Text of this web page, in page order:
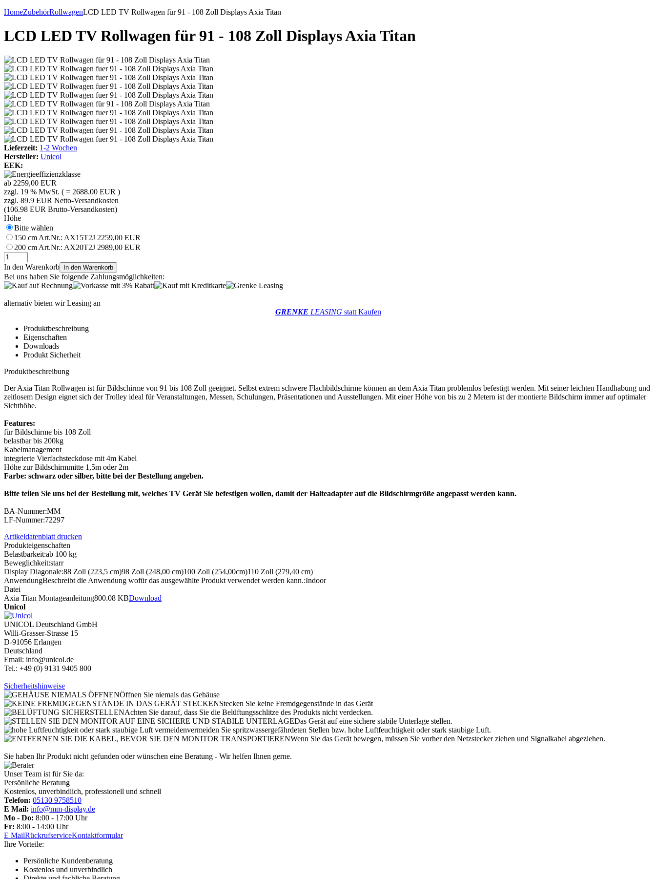
HomeZubehörRollwagenLCD LED TV Rollwagen für 91 - 108 Zoll Displays Axia Titan
LCD LED TV Rollwagen für 91 - 108 Zoll Displays Axia Titan
Lieferzeit: 1-2 Wochen
Hersteller: Unicol
EEK:
ab 2259,00 EUR
zzgl. 19 % MwSt. ( = 2688.00 EUR )
zzgl. 89.9 EUR Netto-Versandkosten
(106.98 EUR Brutto-Versandkosten)
Höhe
Bitte wählen
150 cm Art.Nr.: AX15T2J 2259,00 EUR
200 cm Art.Nr.: AX20T2J 2989,00 EUR
In den Warenkorb In den Warenkorb
Bei uns haben Sie folgende Zahlungsmöglichkeiten:
alternativ bieten wir Leasing an
GRENKE LEASING statt Kaufen
Produktbeschreibung
Eigenschaften
Downloads
Produkt Sicherheit
Produktbeschreibung
Der Axia Titan Rollwagen ist für Bildschirme von 91 bis 108 Zoll geeignet. Selbst extrem schwere Flachbildschirme können an dem Axia Titan problemlos befestigt werden. Mit seiner leichten Handhabung und
zeitlosem Design eignet sich der Trolley ideal für Veranstaltungen, Messen, Schulungen, Präsentationen und Ausstellungen. Mit einer Höhe von bis zu 2 Metern ist der montierte Bildschirm immer auf optimaler
Sichthöhe.
Features:
für Bildschirme bis 108 Zoll
belastbar bis 200kg
Kabelmanagement
integrierte Vierfachsteckdose mit 4m Kabel
Höhe zur Bildschirmmitte 1,5m oder 2m
Farbe: schwarz oder silber, bitte bei der Bestellung angeben.
Bitte teilen Sie uns bei der Bestellung mit, welches TV Gerät Sie befestigen wollen, damit der Halteadapter auf die Bildschirmgröße angepasst werden kann.
BA-Nummer:MM
LF-Nummer:72297
Artikeldatenblatt drucken
Produkteigenschaften
Belastbarkeit:ab 100 kg
Beweglichkeit:starr
Display Diagonale:88 Zoll (223,5 cm)98 Zoll (248,00 cm)100 Zoll (254,00cm)110 Zoll (279,40 cm)
AnwendungBeschreibt die Anwendung wofür das ausgewählte Produkt verwendet werden kann.:Indoor
Datei
Axia Titan Montageanleitung800.08 KBDownload
Unicol
UNICOL Deutschland GmbH
Willi-Grasser-Strasse 15
D-91056 Erlangen
Deutschland
Email: info@unicol.de
Tel.: +49 (0) 9131 9405 800
Sicherheitshinweise
Öffnen Sie niemals das Gehäuse
Stecken Sie keine Fremdgegenstände in das Gerät
Achten Sie darauf, dass Sie die Belüftungsschlitze des Produkts nicht verdecken.
Das Gerät auf eine sichere stabile Unterlage stellen.
vermeiden Sie spritzwassergefährdeten Stellen bzw. hohe Luftfeuchtigkeit oder stark staubige Luft.
Wenn Sie das Gerät bewegen, müssen Sie vorher den Netzstecker ziehen und Signalkabel abgeziehen.
Sie haben Ihr Produkt nicht gefunden oder wünschen eine Beratung - Wir helfen Ihnen gerne.
Unser Team ist für Sie da:
Persönliche Beratung
Kostenlos, unverbindlich, professionell und schnell
Telefon: 05130 9758510
E Mail: info@mm-display.de
Mo - Do: 8:00 - 17:00 Uhr
Fr: 8:00 - 14:00 Uhr
E MailRückrufserviceKontaktformular
Ihre Vorteile:
Persönliche Kundenberatung
Kostenlos und unverbindlich